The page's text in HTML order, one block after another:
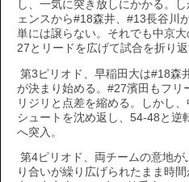
し、一気に突き放しにかかる。
ェンスから#18森井、#13長谷川
単には譲らない。それでも中京
27とリードを広げて試合を折り返
第3ピリオド、早稲田大は#18森
が決まり始める。#27濱田もフリ
リジリと点差を縮める。しかし
シュートを沈め返し、54-48と逆
へ突入。
第4ピリオド、両チームの意地
り合いが繰り広げられたまま時